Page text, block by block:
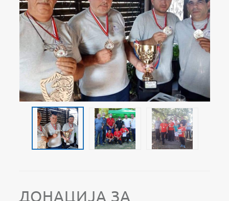
ДОНАЦИЈА ЗА